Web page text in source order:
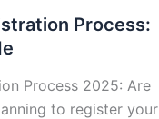
Process:
Process 2025: Are
to register your